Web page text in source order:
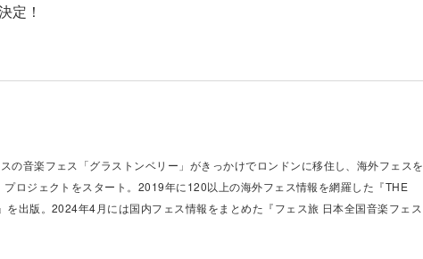
定！
の音楽フェス「グラストンベリー」がきっかけでロンドンに移住し、海外フェスを
ロジェクトをスタート。2019年に120以上の海外フェス情報を網羅した『THE
を出版。2024年4月には国内フェス情報をまとめた『フェス旅 日本全国音楽フェス